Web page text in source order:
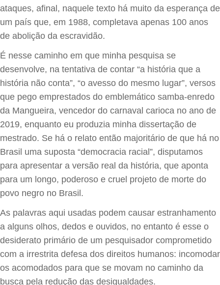
ataques, afinal, naquele texto há muito da esperança de
um país que, em 1988, completava apenas 100 anos
de abolição da escravidão.
É nesse caminho em que minha pesquisa se
desenvolve, na tentativa de contar “a história que a
história não conta”, “o avesso do mesmo lugar”, versos
que pego emprestados do emblemático samba-enredo
da Mangueira, vencedor do carnaval carioca no ano de
2019, enquanto eu produzia minha dissertação de
mestrado. Se há o relato então majoritário de que há no
Brasil uma suposta “democracia racial”, disputamos
para apresentar a versão real da história, que aponta
para um longo, poderoso e cruel projeto de morte do
povo negro no Brasil.
As palavras aqui usadas podem causar estranhamento
a alguns olhos, dedos e ouvidos, no entanto é esse o
desiderato primário de um pesquisador comprometido
com a irrestrita defesa dos direitos humanos: incomodar
os acomodados para que se movam no caminho da
busca pela redução das desigualdades.